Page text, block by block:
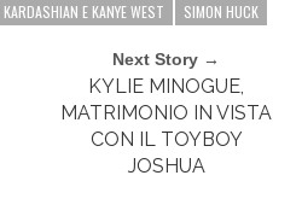
KARDASHIAN E KANYE WEST SIMON HUCK
Next Story →
KYLIE MINOGUE,
MATRIMONIO IN VISTA
CON IL TOYBOY
JOSHUA